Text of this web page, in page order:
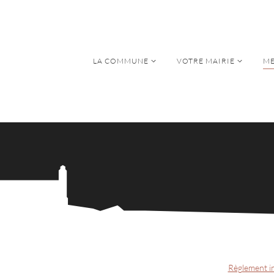
LA COMMUNE VOTRE MAIRIE
Règlement